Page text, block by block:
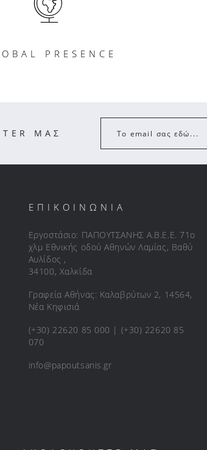
PRESENCE
ΜΑΣ Το email σας εδώ...
ΕΠΙΚΟΙΝΩΝΙΑ
Εργοστάσιο: ΠΑΠΟΥΤΣΑΝΗΣ Α.Β.Ε.Ε. 71ο
χλμ Εθνικής οδού Αθηνών Λαμίας, Βαθύ
Αυλίδος ,
34100, Χαλκίδα
Γραφεία Αθήνας: Καλαβρύτων 2, 14564,
Νέα Κηφισιά
(+30) 22620 85 000 | (+30) 22620 85
070
info@papoutsanis.gr